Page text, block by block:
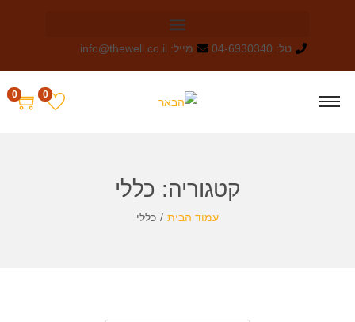
טל: 04-6930340 מייל: info@thewell.co.il
0
0
קטגוריה: כללי
עמוד הבית / כללי